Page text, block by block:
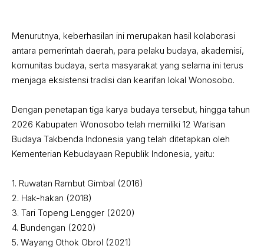
‎Menurutnya, keberhasilan ini merupakan hasil kolaborasi
antara pemerintah daerah, para pelaku budaya, akademisi,
komunitas budaya, serta masyarakat yang selama ini terus
menjaga eksistensi tradisi dan kearifan lokal Wonosobo.
‎Dengan penetapan tiga karya budaya tersebut, hingga tahun
2026 Kabupaten Wonosobo telah memiliki 12 Warisan
Budaya Takbenda Indonesia yang telah ditetapkan oleh
Kementerian Kebudayaan Republik Indonesia, yaitu:
‎1. Ruwatan Rambut Gimbal (2016)
‎2. Hak-hakan (2018)
‎3. Tari Topeng Lengger (2020)
‎4. Bundengan (2020)
‎5. Wayang Othok Obrol (2021)